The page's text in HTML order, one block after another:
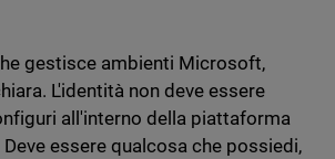
gestisce ambienti Microsoft,
L'identità non deve essere
all'interno della piattaforma
essere qualcosa che possiedi,